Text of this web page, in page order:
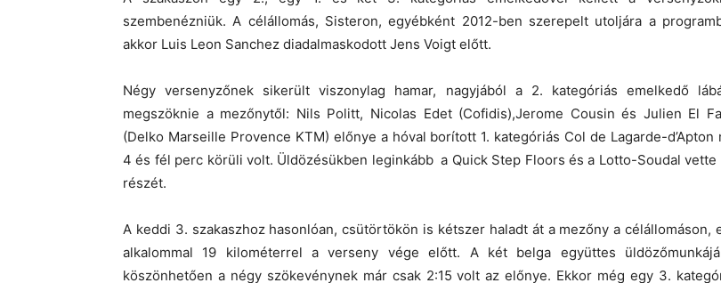
szembenézniük. A célállomás, Sisteron, egyébként 2012-ben szerepelt utoljára a
akkor Luis Leon Sanchez diadalmaskodott Jens Voigt előtt.
Négy versenyzőnek sikerült viszonylag hamar, nagyjából a 2. kategóriás emelkedő
megszöknie a mezőnytől: Nils Politt, Nicolas Edet (Cofidis),Jerome Cousin és Julien El
(Delko Marseille Provence KTM) előnye a hóval borított 1. kategóriás Col de Lagarde-d’Apton
4 és fél perc körüli volt. Üldözésükben leginkább a Quick Step Floors és a Lotto-Soudal vette
részét.
A keddi 3. szakaszhoz hasonlóan, csütörtökön is kétszer haladt át a mezőny a célállomáson,
alkalommal 19 kilométerrel a verseny vége előtt. A két belga együttes
köszönhetően a négy szökevénynek már csak 2:15 volt az előnye. Ekkor még egy 3.